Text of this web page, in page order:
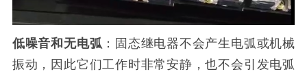
低噪音和无电弧 ：固态继电器不会产生电弧或机械
振动，因此它们工作时非常安静，也不会引发电弧